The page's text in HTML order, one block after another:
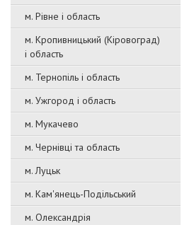
м. Рівне і область
м. Кропивницький (Кіровоград)
і область
м. Тернопіль і область
м. Ужгород і область
м. Мукачево
м. Чернівці та область
м. Луцьк
м. Кам'янець-Подільський
м. Олександрія